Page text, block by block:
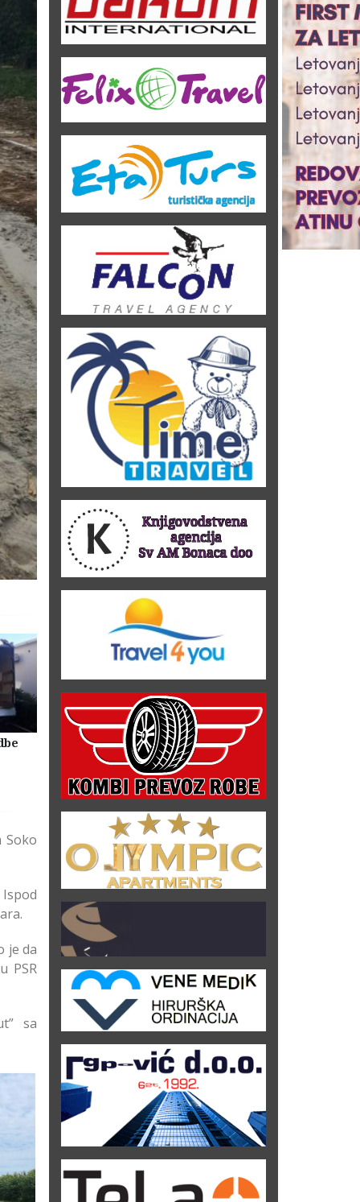
Selidbe Firme Beograd
Skladištenje Stvari
Magacin Lagerovanje
Soko
je da
PSR
sa